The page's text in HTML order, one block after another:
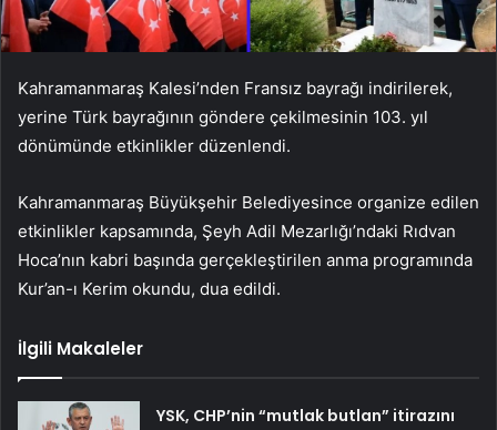
Kahramanmaraş Kalesi’nden Fransız bayrağı indirilerek,
yerine Türk bayrağının göndere çekilmesinin 103. yıl
dönümünde etkinlikler düzenlendi.
Kahramanmaraş Büyükşehir Belediyesince organize edilen
etkinlikler kapsamında, Şeyh Adil Mezarlığı’ndaki Rıdvan
Hoca’nın kabri başında gerçekleştirilen anma programında
Kur’an-ı Kerim okundu, dua edildi.
İlgili Makaleler
YSK, CHP’nin “mutlak butlan” itirazını